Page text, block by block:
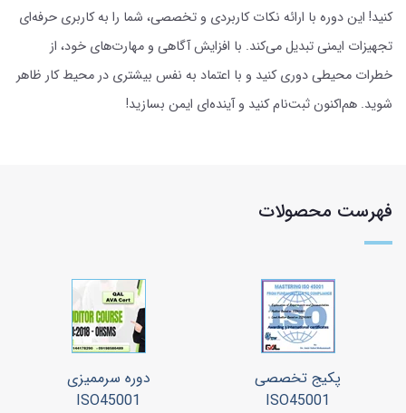
کنید! این دوره با ارائه نکات کاربردی و تخصصی، شما را به کاربری حرفه‌ای
تجهیزات ایمنی تبدیل می‌کند. با افزایش آگاهی و مهارت‌های خود، از
خطرات محیطی دوری کنید و با اعتماد به نفس بیشتری در محیط کار ظاهر
شوید. هم‌اکنون ثبت‌نام کنید و آینده‌ای ایمن بسازید!
فهرست محصولات
پکیج تخصصی
ISO45001
دوره سرممیزی
ISO45001